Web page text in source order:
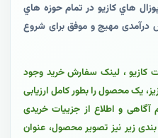
هاي کازيو در تمام حوزه هاي
مهیج و موفق برای شروع
کازیو ، لینک سفارش خرید وجود
یک محصول را بطور کامل ارزیابی
آگاهی و اطلاع از جزییات خریدی
زیر نیز تصویر محصول، عنوان